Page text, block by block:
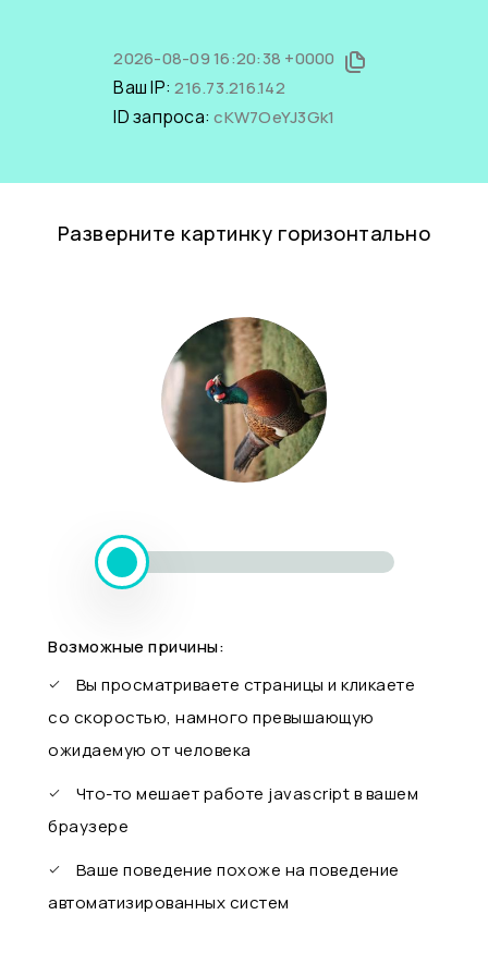
2026-08-09 16:20:38 +0000
Ваш IP:216.73.216.142
ID запроса:cKW7OeYJ3Gk1
Разверните картинку горизонтально
Возможные причины:
Вы просматриваете страницы и кликаете
со скоростью, намного превышающую
ожидаемую от человека
Что-то мешает работе javascript в вашем
браузере
Ваше поведение похоже на поведение
автоматизированных систем